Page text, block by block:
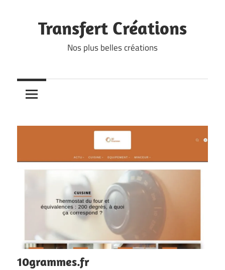
contentTransfert Créations
Nos plus belles créations
10grammes.fr